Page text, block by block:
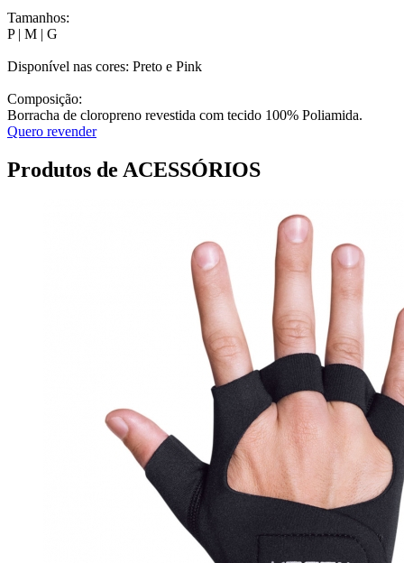
Tamanhos:
P | M | G
Disponível nas cores: Preto e Pink
Composição:
Borracha de cloropreno revestida com tecido 100% Poliamida.
Quero revender
Produtos de ACESSÓRIOS